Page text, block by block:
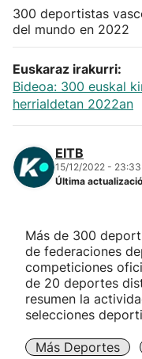
Kirolak 360
Atletismo
Carreras de
Más deportes
300 deportistas
del mundo en 2022
Euskaraz irakurri:
Bideoa: 300 euskal
herrialdetan 2022an
EITB
15/12/2022 - 23:33
Última
Más de 300
de federaciones
competiciones
de 20 deportes
resumen la
selecciones
Más Deportes